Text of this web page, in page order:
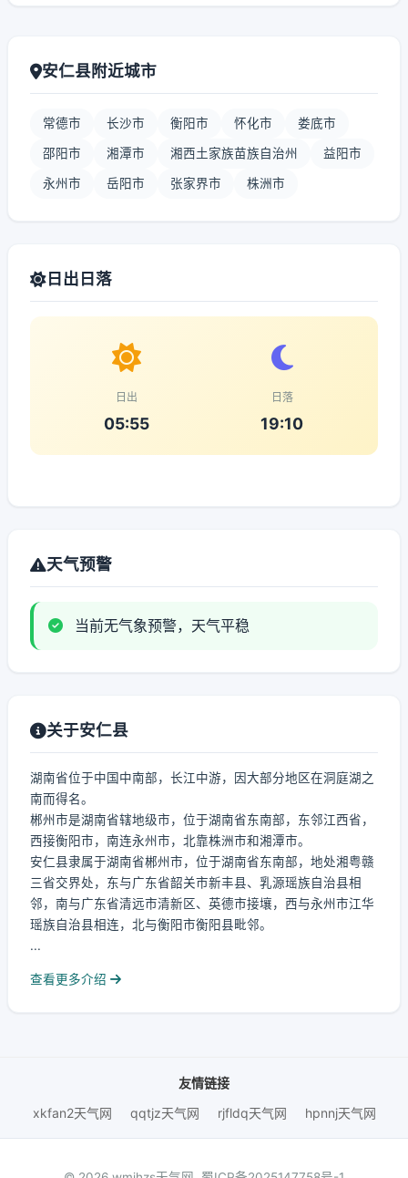
安仁县附近城市
常德市 长沙市 衡阳市 怀化市 娄底市
邵阳市 湘潭市 湘西土家族苗族自治州 益阳市
永州市 岳阳市 张家界市 株洲市
日出日落
日出
05:55
日落
19:10
天气预警
当前无气象预警，天气平稳
关于安仁县
湖南省位于中国中南部，长江中游，因大部分地区在洞庭湖之
南而得名。
郴州市是湖南省辖地级市，位于湖南省东南部，东邻江西省，
西接衡阳市，南连永州市，北靠株洲市和湘潭市。
安仁县隶属于湖南省郴州市，位于湖南省东南部，地处湘粤赣
三省交界处，东与广东省韶关市新丰县、乳源瑶族自治县相
邻，南与广东省清远市清新区、英德市接壤，西与永州市江华
瑶族自治县相连，北与衡阳市衡阳县毗邻。
...
查看更多介绍
友情链接
xkfan2天气网
qqtjz天气网 rjfldq天气网 hpnnj天气网